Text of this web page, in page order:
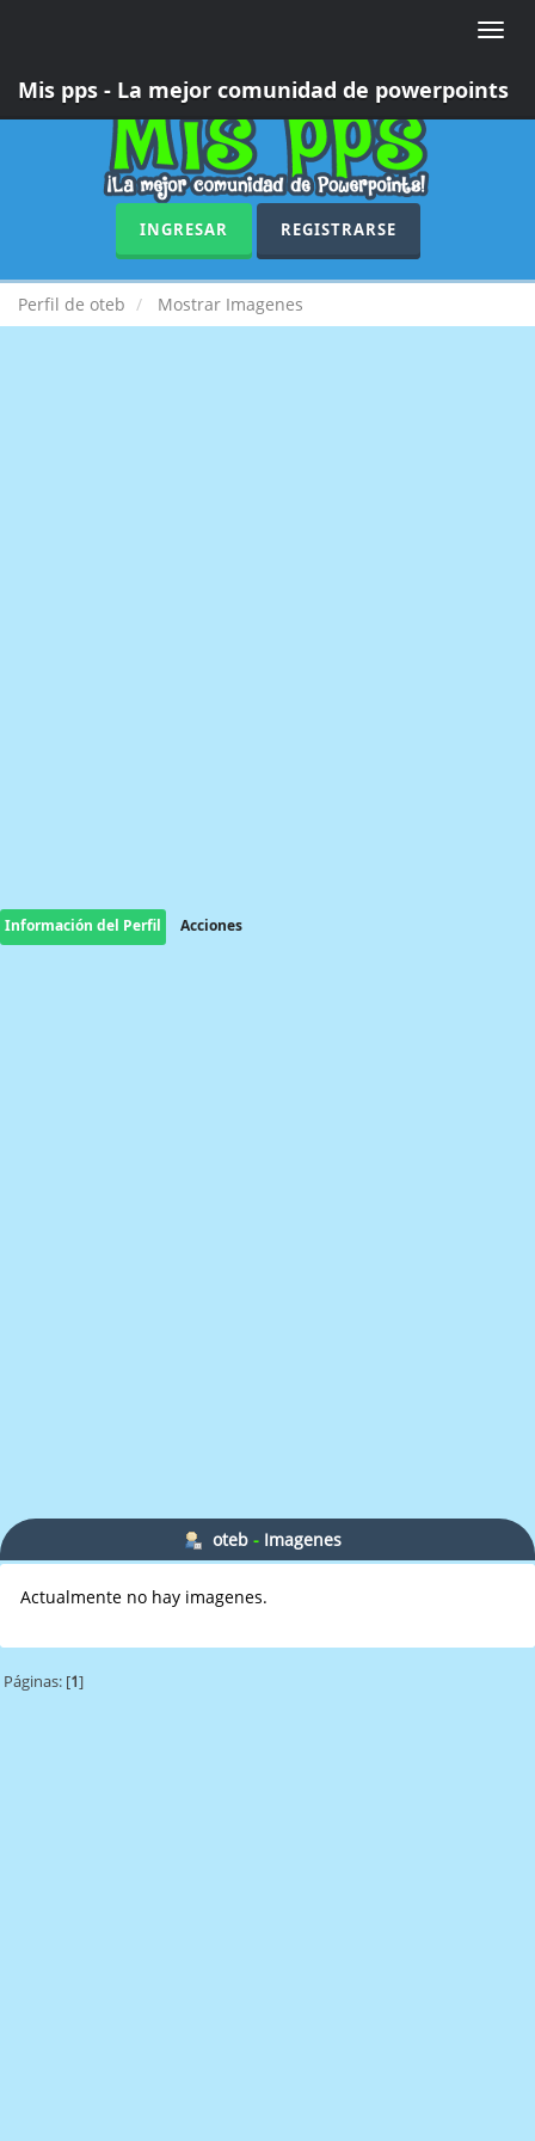
Toggle
Mis pps - La mejor comunidad de powerpoints
INGRESAR REGISTRARSE
Perfil de oteb Mostrar Imagenes
Información del Perfil Acciones
oteb - Imagenes
Actualmente no hay imagenes.
Páginas: [1]